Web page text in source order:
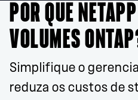
POR QUE
VOLUMES
Simplifique o
reduza os custos de